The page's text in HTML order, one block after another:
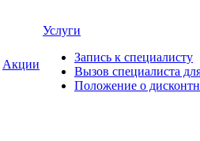
Акции
Услуги
Запись к специалисту
Вызов специалиста
Положение о